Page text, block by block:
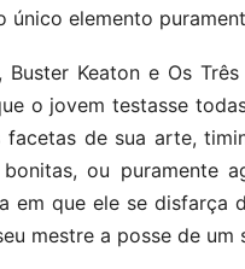
elemento
Keaton e Os
o jovem testasse
de sua arte,
ou puramente
em que ele se disfarça
mestre a posse de um